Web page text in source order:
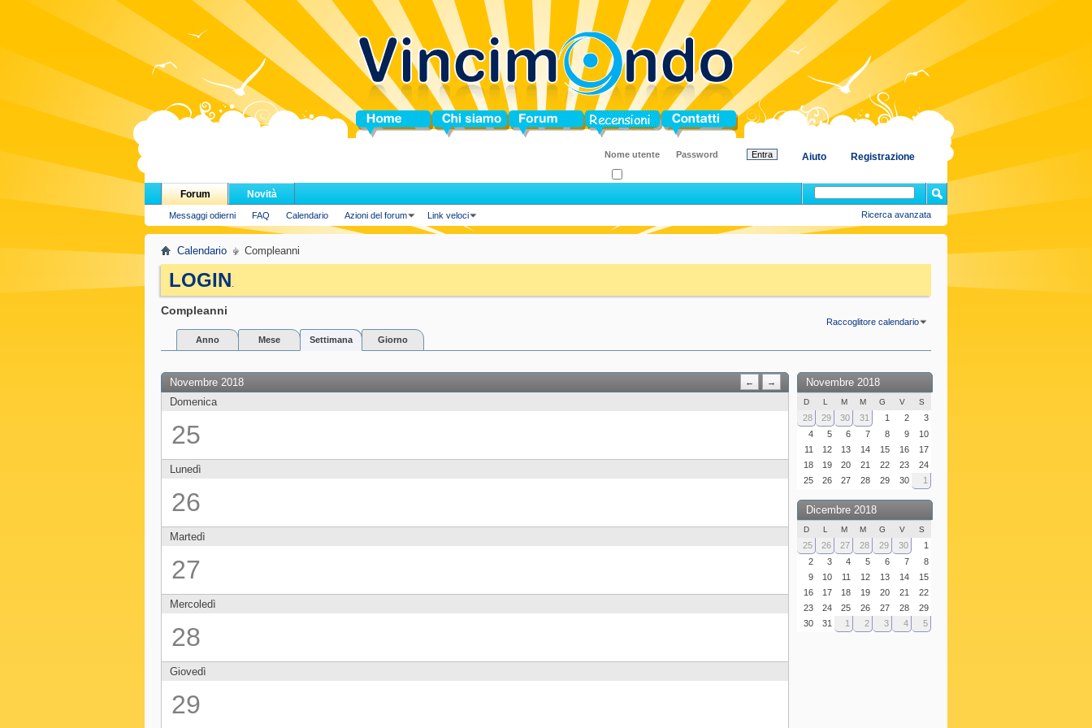
Home Chi siamo Forum Blog Contatti
Registrazione
Aiuto
Forum
Messaggi odierni FAQ Calendario Azioni del forum Link veloci
Novità
Ricerca avanzata
Calendario Compleanni
LOGIN.
Compleanni
Raccoglitore calendario
Anno
Mese Settimana Giorno
← →
Novembre 2018
Domenica
25
Lunedì
26
Martedì
27
Mercoledì
28
Giovedì
29
Novembre 2018
D L M M G V S
28 29 30 31 1 2
3
4
5 6 7 8 9
10
11
12 13 14 15 16
17
18
19 20 21 22 23
24
25
26 27 28 29 30 1
Dicembre 2018
D L M M G V S
25 26 27 28 29 30
1
2
3 4 5 6 7
8
9
10 11 12 13 14
15
16
17 18 19 20 21
22
23
24 25 26 27 28
29
30
31 1 2 3 4 5